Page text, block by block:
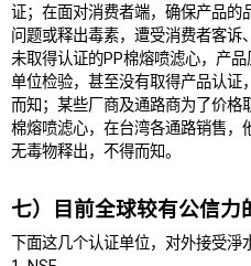
证；在面对消费者端，确保产品的
问题或释出毒素，遭受消费者客诉
未取得认证的PP棉熔喷滤心，产
单位检验，甚至没有取得产品认证
而知；某些厂商及通路商为了价格
棉熔喷滤心，在台湾各通路销售，
无毒物释出，不得而知。
七）目前全球较有公信力
下面这几个认证单位，对外接受淨